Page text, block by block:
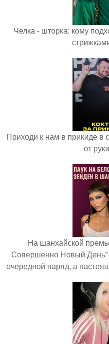
Челка - шторка: кому
Приходи к нам в прикиде в
от
На шанхайской
Совершенно Новый День"
очередной наряд, а